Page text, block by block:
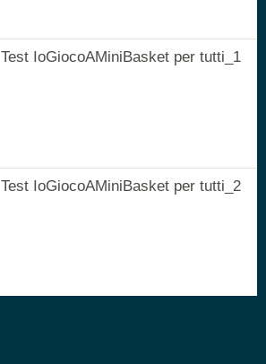
Test IoGiocoAMiniBasket per tutti_1
Test IoGiocoAMiniBasket per tutti_2